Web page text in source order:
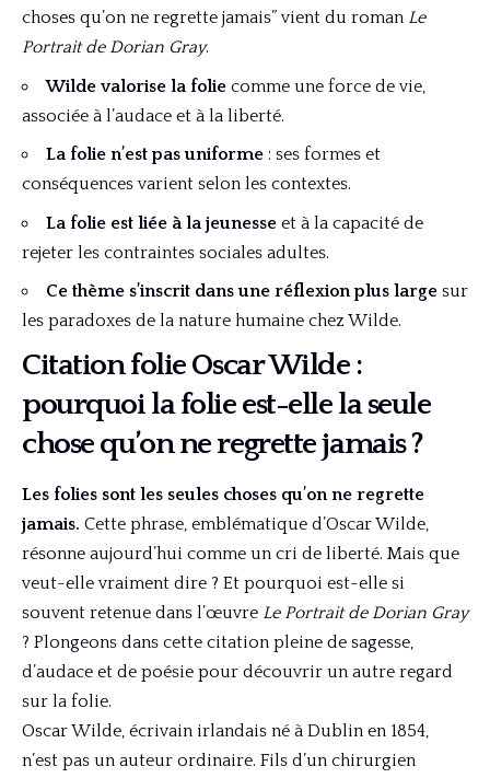
choses qu’on ne regrette jamais” vient du roman Le
Portrait de Dorian Gray.
Wilde valorise la folie comme une force de vie,
associée à l’audace et à la liberté.
La folie n’est pas uniforme : ses formes et
conséquences varient selon les contextes.
La folie est liée à la jeunesse et à la capacité de
rejeter les contraintes sociales adultes.
Ce thème s’inscrit dans une réflexion plus large sur
les paradoxes de la nature humaine chez Wilde.
Citation folie Oscar Wilde :
pourquoi la folie est-elle la seule
chose qu’on ne regrette jamais ?
Les folies sont les seules choses qu’on ne regrette
jamais. Cette phrase, emblématique d’Oscar Wilde,
résonne aujourd’hui comme un cri de liberté. Mais que
veut-elle vraiment dire ? Et pourquoi est-elle si
souvent retenue dans l’œuvre Le Portrait de Dorian Gray
? Plongeons dans cette citation pleine de sagesse,
d’audace et de poésie pour découvrir un autre regard
sur la folie.
Oscar Wilde, écrivain irlandais né à Dublin en 1854,
n’est pas un auteur ordinaire. Fils d’un chirurgien